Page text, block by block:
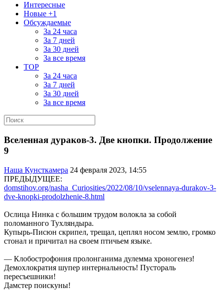
Интересные
Новые +1
Обсуждаемые
За 24 часа
За 7 дней
За 30 дней
За все время
TOP
За 24 часа
За 7 дней
За 30 дней
За все время
Вселенная дураков-3. Две кнопки. Продолжение
9
Наша Кунсткамера 24 февраля 2023, 14:55
ПРЕДЫДУЩЕЕ:
domstihov.org/nasha_Curiosities/2022/08/10/vselennaya-durakov-3-
dve-knopki-prodolzhenie-8.html
Ослица Нинка с большим трудом волокла за собой
поломанного Тухляндыра.
Купырь-Писюн скрипел, трещал, цеплял носом землю, громко
стонал и причитал на своем птичьем языке.
— Клобострофония пролонганима дулемма хроногенез!
Демохлократия шупер интернальность! Пустораль
пересъешники!
Дамстер поискуны!